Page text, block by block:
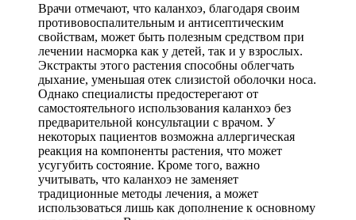
Врачи отмечают, что каланхоэ, благодаря своим
противовоспалительным и антисептическим
свойствам, может быть полезным средством при
лечении насморка как у детей, так и у взрослых.
Экстракты этого растения способны облегчать
дыхание, уменьшая отек слизистой оболочки носа.
Однако специалисты предостерегают от
самостоятельного использования каланхоэ без
предварительной консультации с врачом. У
некоторых пациентов возможна аллергическая
реакция на компоненты растения, что может
усугубить состояние. Кроме того, важно
учитывать, что каланхоэ не заменяет
традиционные методы лечения, а может
использоваться лишь как дополнение к основному